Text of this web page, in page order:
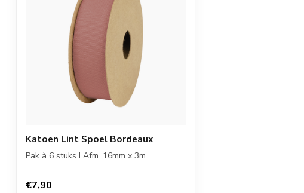
Katoen Lint Spoel Bordeaux
Pak à 6 stuks I Afm. 16mm x 3m
€7,90